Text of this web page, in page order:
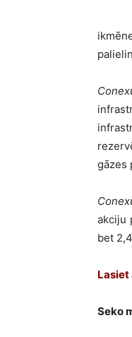
gāzes
akciju
bet
Lasiet
Seko